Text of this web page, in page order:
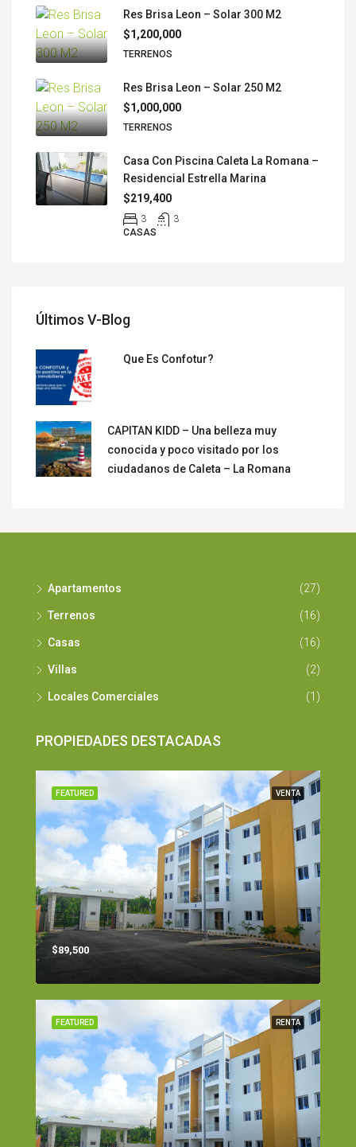
Res Brisa Leon – Solar 300 M2
$1,200,000
TERRENOS
Res Brisa Leon – Solar 250 M2
$1,000,000
TERRENOS
Casa Con Piscina Caleta La Romana –
Residencial Estrella Marina
$219,400
3
3
CASAS
Últimos V-Blog
Que Es Confotur?
CAPITAN KIDD – Una belleza muy
conocida y poco visitado por los
ciudadanos de Caleta – La Romana
Apartamentos (27)
Terrenos (16)
Casas (16)
Villas (2)
Locales Comerciales (1)
PROPIEDADES DESTACADAS
VENTA
FEATURED
$89,500
RENTA
FEATURED